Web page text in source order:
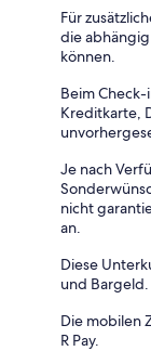
Für
die
können.
Beim
Kreditkarte,
Je nach
nicht
an.
Diese
und Bargeld.
Die mobilen
R Pay.